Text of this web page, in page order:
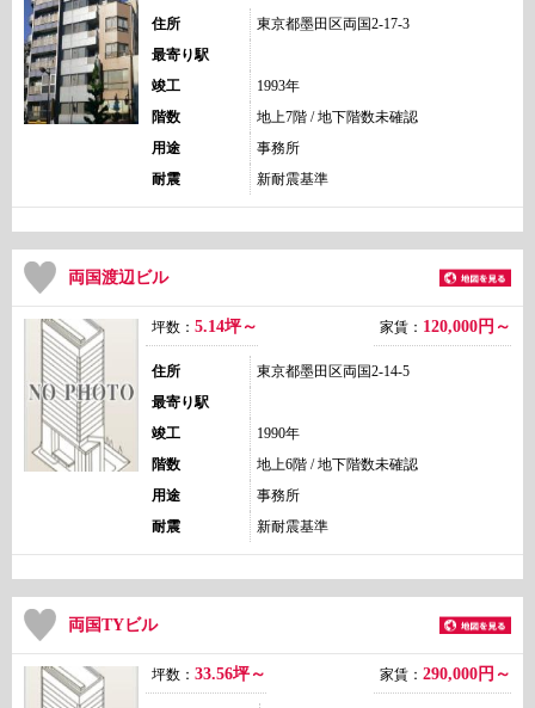
住所
東京都墨田区両国2-17-3
最寄り駅
竣工
1993年
階数
地上7階 / 地下階数未確認
用途
事務所
耐震
新耐震基準
両国渡辺ビル
坪数： 5.14坪～ 家賃： 120,000 円～
住所
東京都墨田区両国2-14-5
最寄り駅
竣工
1990年
階数
地上6階 / 地下階数未確認
用途
事務所
耐震
新耐震基準
両国TYビル
坪数： 33.56坪～ 家賃： 290,000 円～